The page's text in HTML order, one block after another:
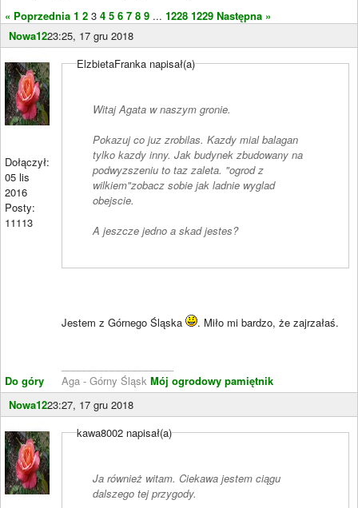
« Poprzednia 1 2 3 4 5 6 7 8 9 ... 1228 1229 Następna »
Nowa1223:25, 17 gru 2018
Dołączył:
05 lis
2016
Posty:
11113
Do góry
ElzbietaFranka napisał(a)
Witaj Agata w naszym gronie.
Pokazuj co juz zrobilas. Kazdy mial balagan
tylko kazdy inny. Jak budynek zbudowany na
podwyzszeniu to taz zaleta. "ogrod z
wilkiem"zobacz sobie jak ladnie wyglad
obejscie.
A jeszcze jedno a skad jestes?
Jestem z Górnego Śląska . Miło mi bardzo, że zajrzałaś.
Aga - Górny Śląsk Mój ogrodowy pamiętnik
Nowa1223:27, 17 gru 2018
kawa8002 napisał(a)
Ja również witam. Ciekawa jestem ciągu
dalszego tej przygody.